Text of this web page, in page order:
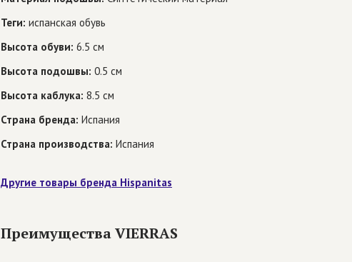
Теги: испанская обувь
Высота обуви: 6.5 см
Высота подошвы: 0.5 см
Высота каблука: 8.5 см
Страна бренда: Испания
Страна производства: Испания
Другие товары бренда Hispanitas
Преимущества VIERRAS